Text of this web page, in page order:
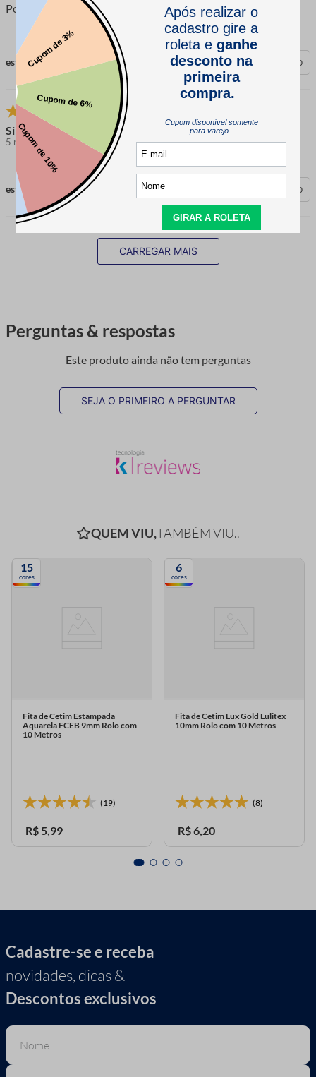
Porque tem qualidade e torna meu trabalho mais bonito.
esta avaliação foi útil? 0 0
Silvania F.
5 meses atrás comprador verificado
esta avaliação foi útil? 0
CARREGAR MAIS
Perguntas & respostas
Este produto ainda não tem perguntas
SEJA O PRIMEIRO A PERGUNTAR
QUEM VIU,TAMBÉM VIU..
15
cores
Fita de Cetim Estampada
Aquarela FCEB 9mm Rolo com
10 Metros
(19)
R$ 5,99
6
cores
Fita de Cetim Lux Gold Lulitex
10mm Rolo com 10 Metros
(8)
R$6,20
Cadastre-se e receba
novidades, dicas &
Descontos exclusivos